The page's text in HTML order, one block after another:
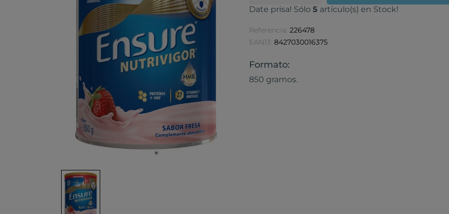
Date prisa! Sólo 5 artículo(s) en Stock!
Referencia: 226478
EAN13: 8427030016375
Formato:
850 gramos.